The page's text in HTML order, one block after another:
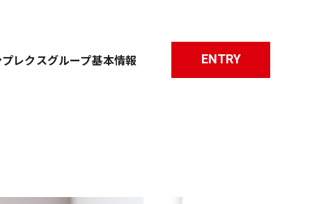
レクスグループ基本情報 ENTRY